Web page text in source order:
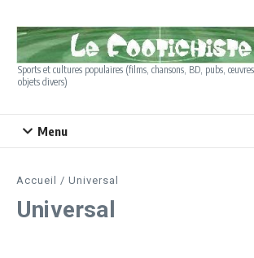
Sports et cultures populaires (films, chansons, BD, pubs,
objets divers)
Menu
Accueil / Universal
Universal